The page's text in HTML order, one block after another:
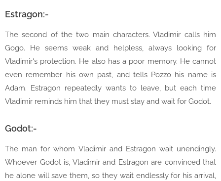
Estragon:-
The second of the two main characters. Vladimir calls him
Gogo. He seems weak and helpless, always looking for
Vladimir's protection. He also has a poor memory. He cannot
even remember his own past, and tells Pozzo his name is
Adam. Estragon repeatedly wants to leave, but each time
Vladimir reminds him that they must stay and wait for Godot.
Godot:-
The man for whom Vladimir and Estragon wait unendingly.
Whoever Godot is, Vladimir and Estragon are convinced that
he alone will save them, so they wait endlessly for his arrival,